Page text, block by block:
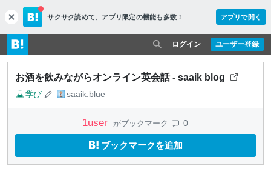
c
l
o
s
e
サクサク読めて、 アプリ限定の機能も多数！ アプリで開く
ユーザー登録
ログイン
お酒を飲みながらオンライン英会話 - saaik blog
学び saaik.blue
1user がブックマーク 0
ブックマークを追加